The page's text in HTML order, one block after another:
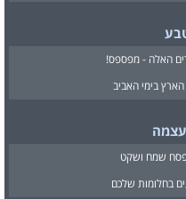
פסח שמח ושקט